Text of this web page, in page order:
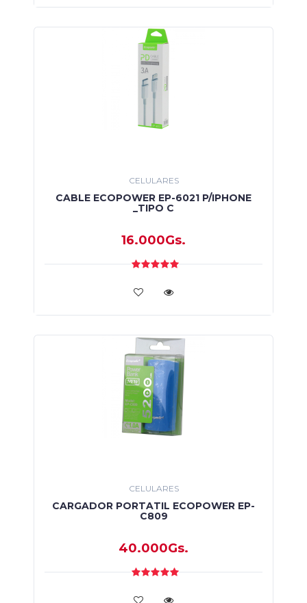
CELULARES
CABLE ECOPOWER EP-6021 P/IPHONE
_TIPO C
16.000Gs.
CELULARES
CARGADOR PORTATIL ECOPOWER EP-
C809
40.000Gs.